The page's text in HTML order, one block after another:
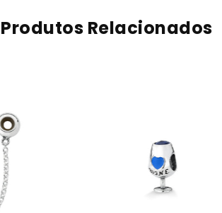
Produtos Relacionados